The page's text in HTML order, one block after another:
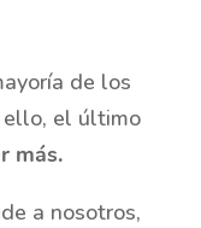
de los
ello, el último
más.
a nosotros,